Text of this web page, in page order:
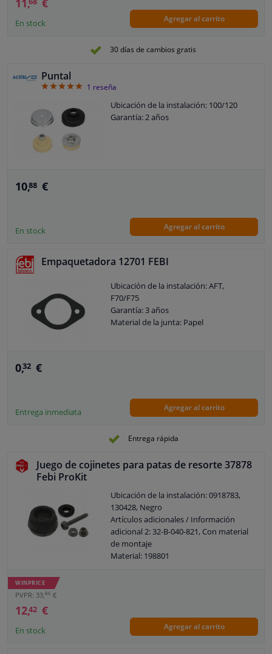
En stock Agregar al carrito
30 días de cambios gratis
Puntal
51 reseña
Ubicación de la instalación: 100/120
Garantía: 2 años
10,88 €
En stock Agregar al carrito
Empaquetadora 12701 FEBI
Ubicación de la instalación: AFT,
F70/F75
Garantía: 3 años
Material de la junta: Papel
0,32 €
Entrega inmediata Agregar al carrito
Entrega rápida
Juego de cojinetes para patas de resorte 37878
Febi ProKit
Ubicación de la instalación: 0918783,
130428, Negro
Artículos adicionales / Información
adicional 2: 32-B-040-821, Con material
de montaje
Material: 198801
WINPRICE
PVPR: 33,86 €
12,42 €
En stock Agregar al carrito